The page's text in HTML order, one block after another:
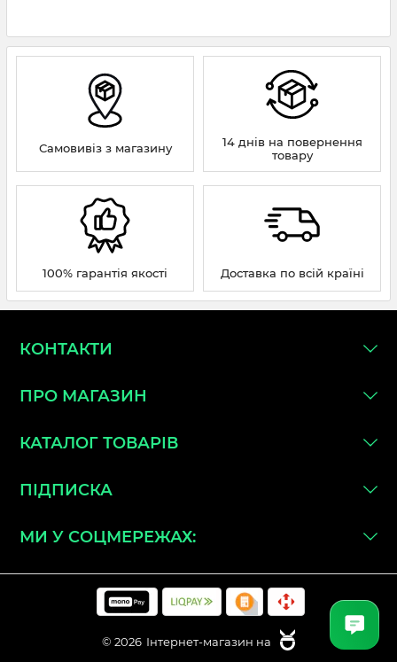
Самовивіз з магазину
14 днів на повернення
товару
100% гарантія якості Доставка по всій країні
КОНТАКТИ
ПРО МАГАЗИН
КАТАЛОГ ТОВАРІВ
ПІДПИСКА
МИ У СОЦМЕРЕЖАХ:
© 2026 Інтернет-магазин на